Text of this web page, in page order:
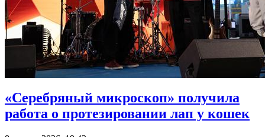
«Серебряный микроскоп» получила
работа о протезировании лап у кошек